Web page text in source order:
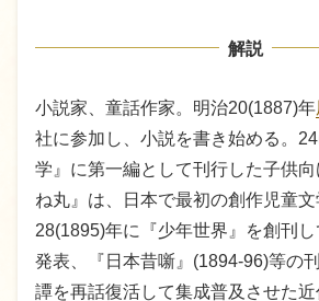
解説
小説家、童話作家。明治20(1887)年
社に参加し、小説を書き始める。
学』に第一編として刊行した子供
ね丸』は、日本で最初の創作児童文
28(1895)年に『少年世界』を創刊
発表、『日本昔噺』(1894-96)等の
譚を再話復活して集成普及させた